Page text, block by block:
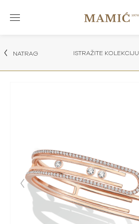
NATRAG ISTRAŽITE KOLEKCIJU